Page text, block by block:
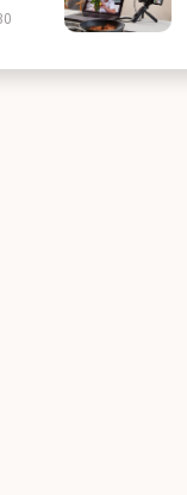
30 تیر 1405